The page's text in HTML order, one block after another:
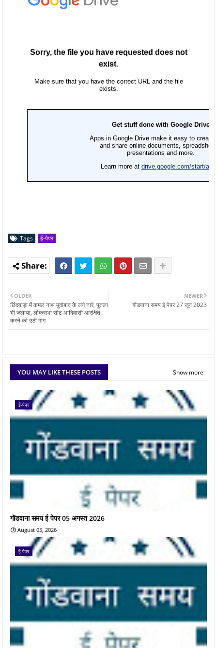
Tags ई-पेपर
NEWER
गोंडवाना समय ई पेपर 27 जून 2023
OLDER
छिंदवाड़ा में कमल नाथ मुर्दाबाद के लगे नारे, पुतला
भी जलाया, लोकसभा सीट आदिवासी आरक्षित
करने की उठी मांग
YOU MAY LIKE THESE POSTS Show more
ई-पेपर
गोंडवाना समय ई पेपर 05 अगस्त 2026
August 05, 2026
ई-पेपर